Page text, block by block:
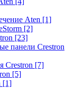
Aten [1]
[2]
[23]
панели Crestron
Crestron [7]
[5]
[1]